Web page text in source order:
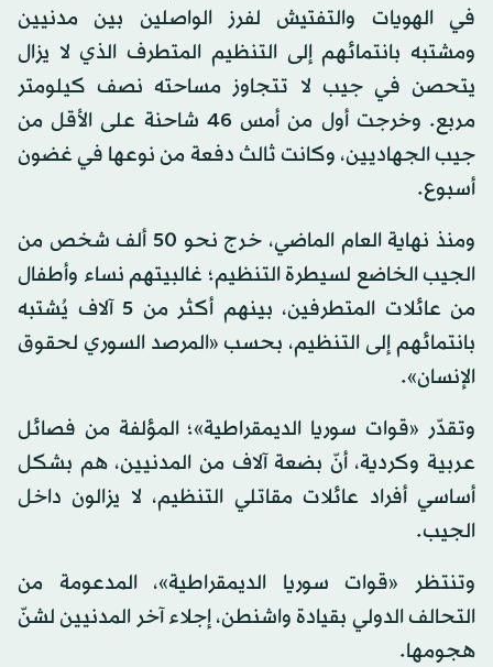
في الهويات والتفتيش لفرز الواصلين بين مدنيين
ومشتبه بانتمائهم إلى التنظيم المتطرف الذي لا يزال
يتحصن في جيب لا تتجاوز مساحته نصف كيلومتر
مربع. وخرجت أول من أمس 46 شاحنة على الأقل من
جيب الجهاديين، وكانت ثالث دفعة من نوعها في غضون
أسبوع.
ومنذ نهاية العام الماضي، خرج نحو 50 ألف شخص من
الجيب الخاضع لسيطرة التنظيم؛ غالبيتهم نساء وأطفال
من عائلات المتطرفين، بينهم أكثر من 5 آلاف يُشتبه
بانتمائهم إلى التنظيم، بحسب «المرصد السوري لحقوق
الإنسان».
وتقدّر «قوات سوريا الديمقراطية»؛ المؤلفة من فصائل
عربية وكردية، أنّ بضعة آلاف من المدنيين، هم بشكل
أساسي أفراد عائلات مقاتلي التنظيم، لا يزالون داخل
الجيب.
وتنتظر «قوات سوريا الديمقراطية»، المدعومة من
التحالف الدولي بقيادة واشنطن، إجلاء آخر المدنيين لشنّ
هجومها.